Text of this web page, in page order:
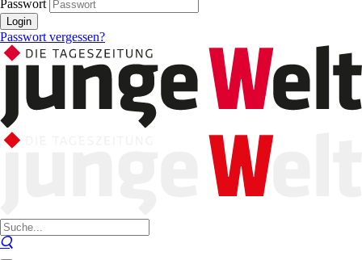
Passwort
Login
Passwort vergessen?